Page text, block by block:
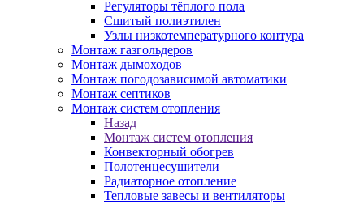
Регуляторы тёплого пола
Сшитый полиэтилен
Узлы низкотемпературного контура
Монтаж газгольдеров
Монтаж дымоходов
Монтаж погодозависимой автоматики
Монтаж септиков
Монтаж систем отопления
Назад
Монтаж систем отопления
Конвекторный обогрев
Полотенцесушители
Радиаторное отопление
Тепловые завесы и вентиляторы